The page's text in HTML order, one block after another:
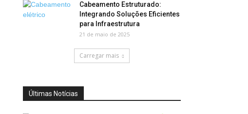
Cabeamento Estruturado:
Integrando Soluções Eficientes
para Infraestrutura
21 de maio de 2025
Carregar mais
Últimas Notícias